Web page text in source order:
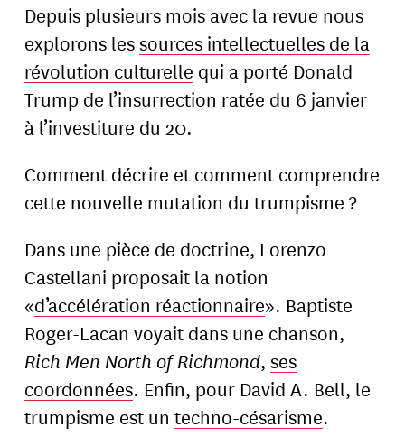
Depuis plusieurs mois avec la revue nous
explorons lessources intellectuelles de la
révolution culturelle qui a porté Donald
Trump de l’insurrection ratée du 6 janvier
à l’investiture du 20.
Comment décrire et comment comprendre
cette nouvelle mutation du trumpisme ?
Dans une pièce de doctrine, Lorenzo
Castellani proposait la notion
«d’accélération réactionnaire». Baptiste
Roger-Lacan voyait dans une chanson,
Rich Men North of Richmond,ses
coordonnées. Enfin, pour David A. Bell, le
trumpisme est untechno-césarisme.